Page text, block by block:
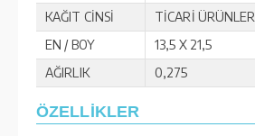
KAĞIT CİNSİ
TİCARİ ÜRÜNLER
EN / BOY
13,5 X 21,5
AĞIRLIK
0,275
ÖZELLİKLER